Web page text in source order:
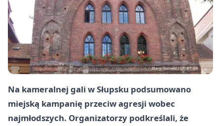
Na kameralnej gali w Słupsku podsumowano
miejską kampanię przeciw agresji wobec
najmłodszych. Organizatorzy podkreślali, że